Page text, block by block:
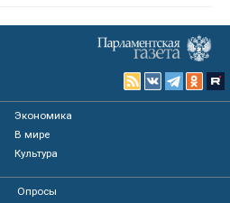
Экономика
В мире
Культура
Опросы